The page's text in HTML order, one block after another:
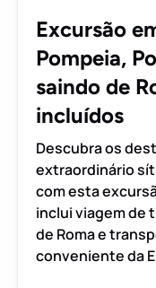
Sorrento
saindo
Roma
Ingressos
incluídos
Excursão
Pompeia,
saindo de
incluídos
Descubra os
extraordinário
com esta
inclui viagem de
de Roma e
conveniente da